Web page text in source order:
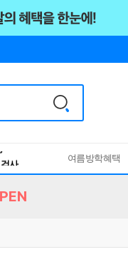
사
여름방학혜택